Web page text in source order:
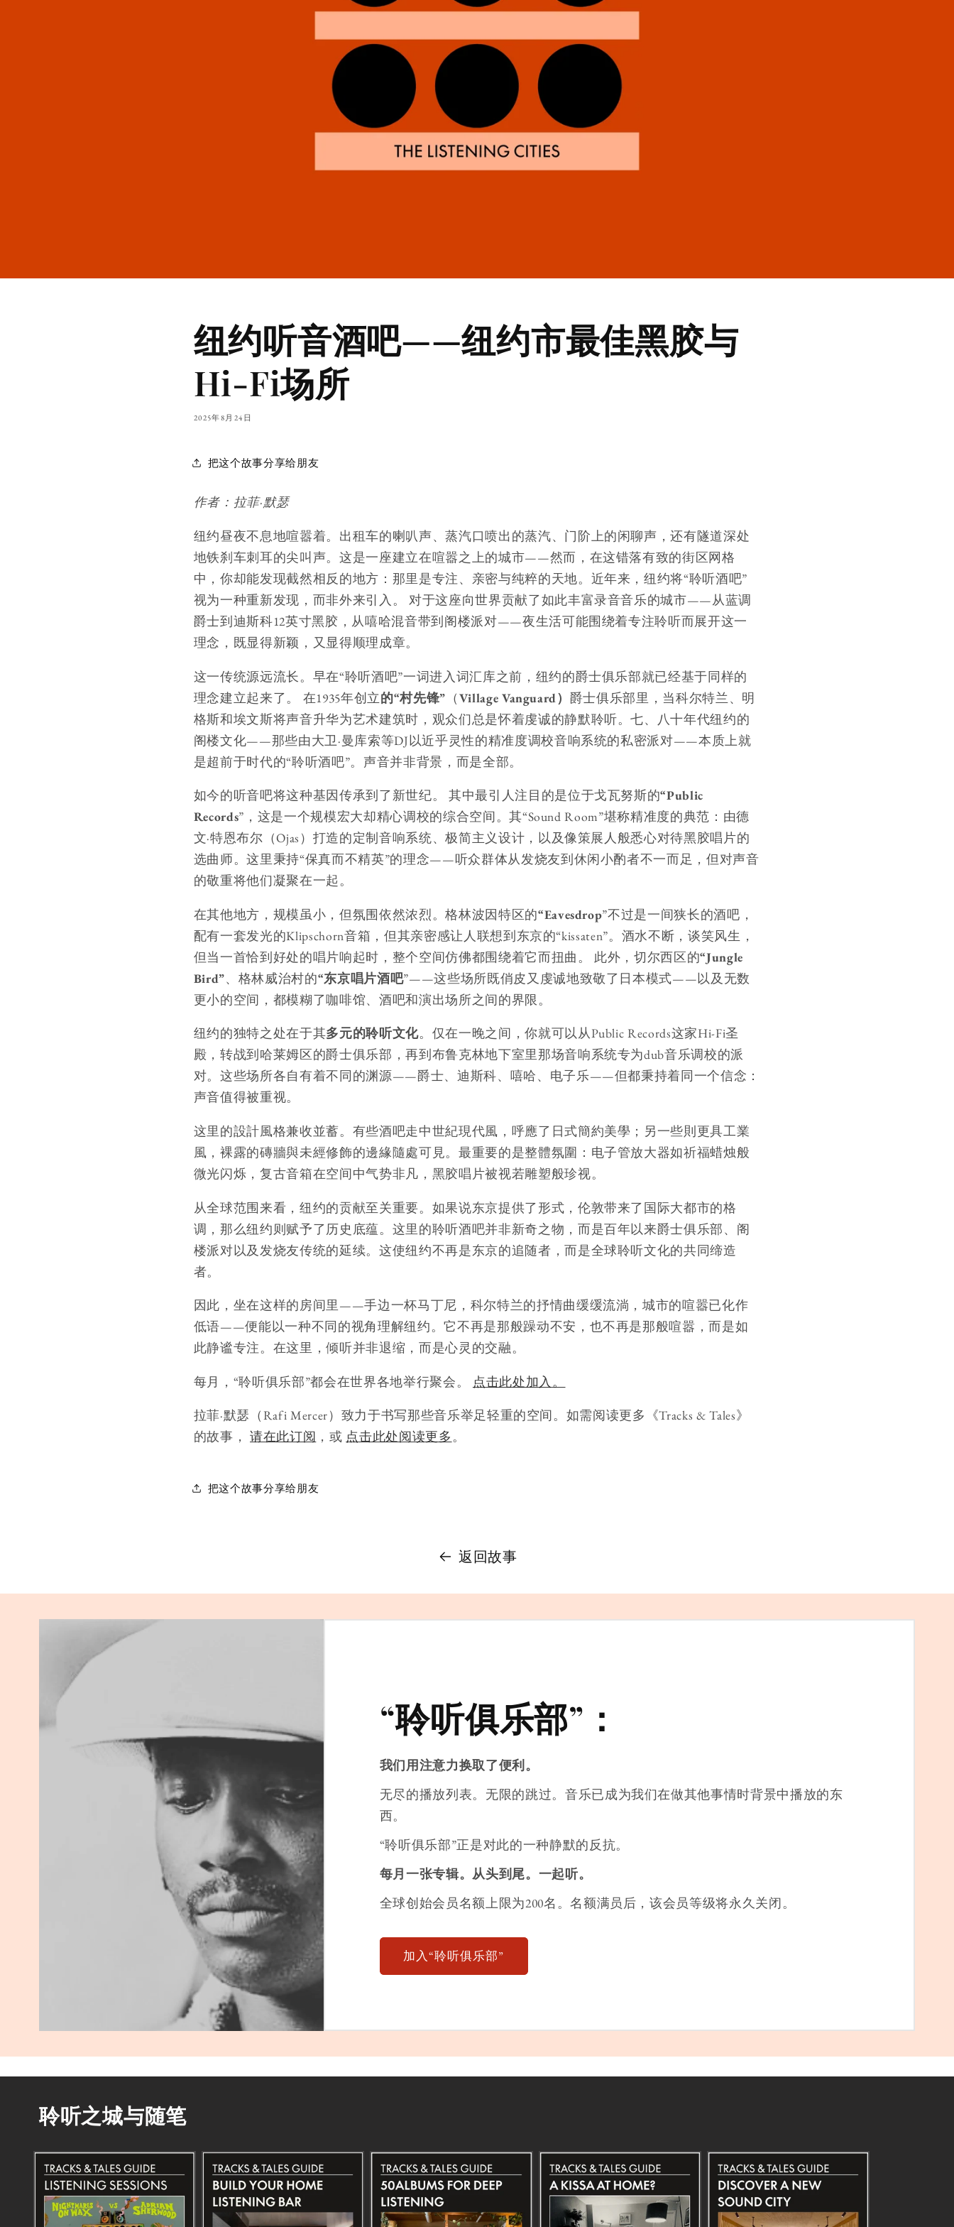
纽约听音酒吧——纽约市最佳黑胶与
Hi-Fi场所
2025年8月24日
把这个故事分享给朋友
作者：拉菲·默瑟
纽约昼夜不息地喧嚣着。出租车的喇叭声、蒸汽口喷出的蒸汽、门阶上的闲聊声，还有隧道深处
地铁刹车刺耳的尖叫声。这是一座建立在喧嚣之上的城市——然而，在这错落有致的街区网格
中，你却能发现截然相反的地方：那里是专注、亲密与纯粹的天地。近年来，纽约将“聆听酒吧”
视为一种重新发现，而非外来引入。 对于这座向世界贡献了如此丰富录音音乐的城市——从蓝调
爵士到迪斯科12英寸黑胶，从嘻哈混音带到阁楼派对——夜生活可能围绕着专注聆听而展开这一
理念，既显得新颖，又显得顺理成章。
这一传统源远流长。早在“聆听酒吧”一词进入词汇库之前，纽约的爵士俱乐部就已经基于同样的
理念建立起来了。 在1935年创立的“村先锋” （Village Vanguard） 爵士俱乐部里，当科尔特兰、明
格斯和埃文斯将声音升华为艺术建筑时，观众们总是怀着虔诚的静默聆听。七、八十年代纽约的
阁楼文化——那些由大卫·曼库索等DJ以近乎灵性的精准度调校音响系统的私密派对——本质上就
是超前于时代的“聆听酒吧”。声音并非背景，而是全部。
如今的听音吧将这种基因传承到了新世纪。 其中最引人注目的是位于戈瓦努斯的“Public
Records”，这是一个规模宏大却精心调校的综合空间。其“Sound Room”堪称精准度的典范：由德
文·特恩布尔（Ojas）打造的定制音响系统、极简主义设计，以及像策展人般悉心对待黑胶唱片的
选曲师。这里秉持“保真而不精英”的理念——听众群体从发烧友到休闲小酌者不一而足，但对声音
的敬重将他们凝聚在一起。
在其他地方，规模虽小，但氛围依然浓烈。格林波因特区的“Eavesdrop”不过是一间狭长的酒吧，
配有一套发光的Klipschorn音箱，但其亲密感让人联想到东京的“kissaten”。酒水不断，谈笑风生，
但当一首恰到好处的唱片响起时，整个空间仿佛都围绕着它而扭曲。 此外，切尔西区的“Jungle
Bird”、格林威治村的“东京唱片酒吧”——这些场所既俏皮又虔诚地致敬了日本模式——以及无数
更小的空间，都模糊了咖啡馆、酒吧和演出场所之间的界限。
纽约的独特之处在于其多元的聆听文化。仅在一晚之间，你就可以从Public Records这家Hi-Fi圣
殿，转战到哈莱姆区的爵士俱乐部，再到布鲁克林地下室里那场音响系统专为dub音乐调校的派
对。这些场所各自有着不同的渊源——爵士、迪斯科、嘻哈、电子乐——但都秉持着同一个信念：
声音值得被重视。
这里的設計風格兼收並蓄。有些酒吧走中世紀現代風，呼應了日式簡約美學；另一些則更具工業
風，裸露的磚牆與未經修飾的邊緣隨處可見。最重要的是整體氛圍：电子管放大器如祈福蜡烛般
微光闪烁，复古音箱在空间中气势非凡，黑胶唱片被视若雕塑般珍视。
从全球范围来看，纽约的贡献至关重要。如果说东京提供了形式，伦敦带来了国际大都市的格
调，那么纽约则赋予了历史底蕴。这里的聆听酒吧并非新奇之物，而是百年以来爵士俱乐部、阁
楼派对以及发烧友传统的延续。这使纽约不再是东京的追随者，而是全球聆听文化的共同缔造
者。
因此，坐在这样的房间里——手边一杯马丁尼，科尔特兰的抒情曲缓缓流淌，城市的喧嚣已化作
低语——便能以一种不同的视角理解纽约。它不再是那般躁动不安，也不再是那般喧嚣，而是如
此静谧专注。在这里，倾听并非退缩，而是心灵的交融。
每月，“聆听俱乐部”都会在世界各地举行聚会。 点击此处加入。
拉菲·默瑟（Rafi Mercer）致力于书写那些音乐举足轻重的空间。如需阅读更多《Tracks & Tales》
的故事，请在此订阅 ，或 点击此处阅读更多。
把这个故事分享给朋友
返回故事
“聆听俱乐部”：
我们用注意力换取了便利。
无尽的播放列表。无限的跳过。音乐已成为我们在做其他事情时背景中播放的东
西。
“聆听俱乐部”正是对此的一种静默的反抗。
每月一张专辑。从头到尾。一起听。
全球创始会员名额上限为200名。名额满员后，该会员等级将永久关闭。
加入“聆听俱乐部”
聆听之城与随笔